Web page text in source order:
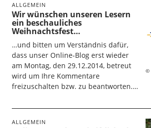
ALLGEMEIN
Wir wünschen unseren Lesern
ein beschauliches
Weihnachtsfest…
…und bitten um Verständnis dafür,
dass unser Online-Blog erst wieder
am Montag, den 29.12.2014, betreut
wird um Ihre Kommentare
freizuschalten bzw. zu beantworten.…
ALLGEMEIN